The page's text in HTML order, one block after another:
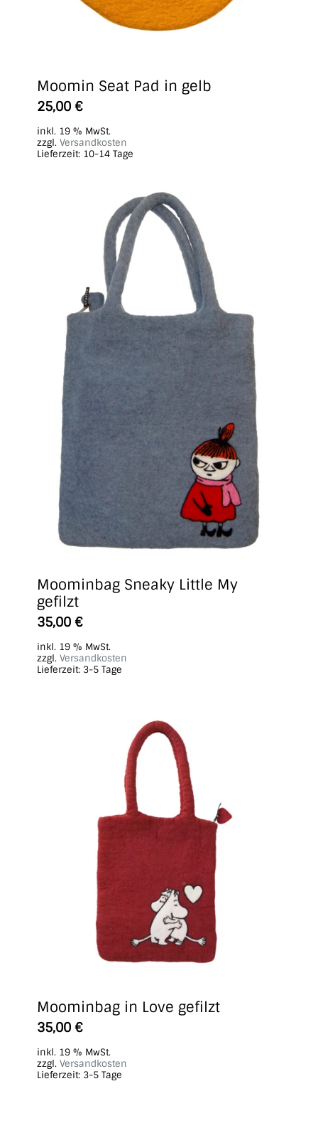
Moomin Seat Pad in gelb
25,00 €
inkl. 19 % MwSt.
zzgl. Versandkosten
Lieferzeit: 10-14 Tage
Moominbag Sneaky Little My
gefilzt
35,00 €
inkl. 19 % MwSt.
zzgl. Versandkosten
Lieferzeit: 3-5 Tage
Moominbag in Love gefilzt
35,00 €
inkl. 19 % MwSt.
zzgl. Versandkosten
Lieferzeit: 3-5 Tage